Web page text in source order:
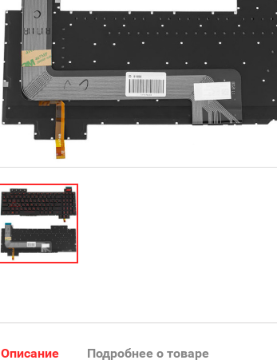
Описание Подробнее о товаре